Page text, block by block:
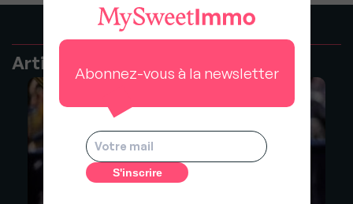
Articles recommandés
Abonnez-vous à la newsletter